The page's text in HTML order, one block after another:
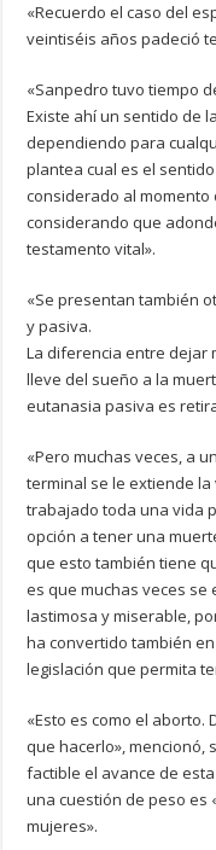
«Recuerdo el caso del
veintiséis años padeció
«Sanpedro tuvo tiempo
Existe ahí un sentido de
dependiendo para
plantea cual es el
considerado al
considerando que
testamento vital».
«Se presentan también
y pasiva.
La diferencia entre dejar
lleve del sueño a la
eutanasia pasiva es
«Pero muchas veces, a
terminal se le extiende
trabajado toda una vida
opción a tener una
que esto también tiene
es que muchas veces
lastimosa y miserable,
ha convertido también
legislación que permita
«Esto es como el
que hacerlo», mencionó,
factible el avance de
una cuestión de peso es
mujeres».